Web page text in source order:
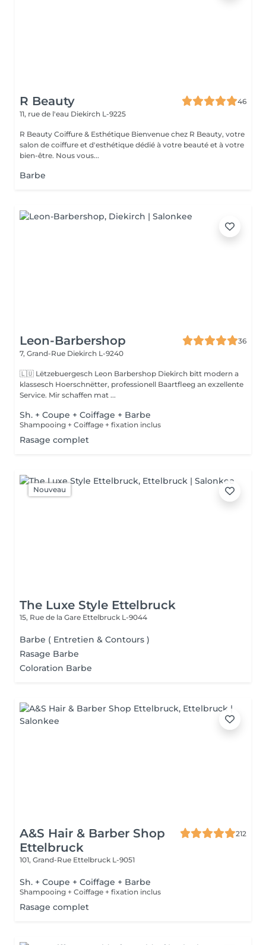
R Beauty
46
11, rue de l'eau Diekirch L-9225
R Beauty Coiffure & Esthétique Bienvenue chez R Beauty, votre
salon de coiffure et d'esthétique dédié à votre beauté et à votre
bien-être. Nous vous...
Barbe
Leon-Barbershop
36
7, Grand-Rue Diekirch L-9240
🇱🇺 Lëtzebuergesch Leon Barbershop Diekirch bitt modern a
klassesch Hoerschnëtter, professionell Baartfleeg an exzellente
Service. Mir schaffen mat ...
Sh. + Coupe + Coiffage + Barbe
Shampooing + Coiffage + fixation inclus
Rasage complet
Nouveau
The Luxe Style Ettelbruck
15, Rue de la Gare Ettelbruck L-9044
Barbe ( Entretien & Contours )
Rasage Barbe
Coloration Barbe
A&S Hair & Barber Shop
Ettelbruck
212
101, Grand-Rue Ettelbruck L-9051
Sh. + Coupe + Coiffage + Barbe
Shampooing + Coiffage + fixation inclus
Rasage complet